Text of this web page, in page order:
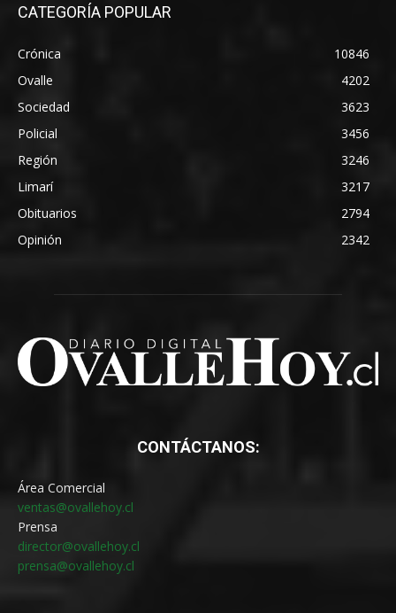
CATEGORÍA POPULAR
Crónica
10846
Ovalle
4202
Sociedad
3623
Policial
3456
Región
3246
Limarí
3217
Obituarios
2794
Opinión
2342
CONTÁCTANOS:
Área Comercial
ventas@ovallehoy.cl
Prensa
director@ovallehoy.cl
prensa@ovallehoy.cl